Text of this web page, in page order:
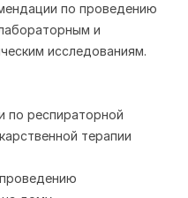
по проведению
и
исследованиям.
по респираторной
терапии